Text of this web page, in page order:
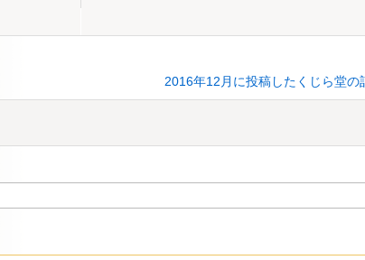
2016年12月に投稿したくじら堂の